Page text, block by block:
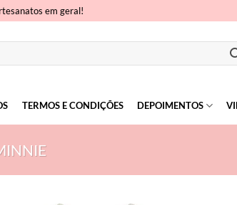
em geral!
TERMOS E CONDIÇÕES DEPOIMENTOS